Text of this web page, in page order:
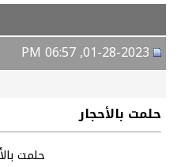
حلمت بالأحجار
حلمت